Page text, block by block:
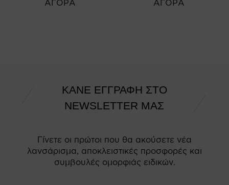
ΑΓΟΡΑ ΑΓΟΡΑ
ΚΑΝΕ ΕΓΓΡΑΦΗ ΣΤΟ
NEWSLETTER ΜΑΣ
Γίνετε οι πρώτοι που θα ακούσετε νέα
λανσάρισμα, αποκλειστικές προσφορές και
συμβουλές ομορφιάς ειδικών.